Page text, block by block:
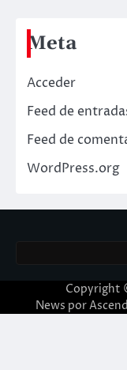
Meta
Acceder
Feed de
Feed de
WordPress.org
Copyright
News por